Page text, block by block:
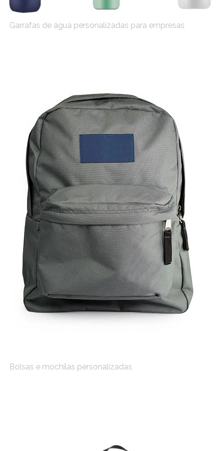
Garrafas de água personalizadas para empresas
Bolsas e mochilas personalizadas